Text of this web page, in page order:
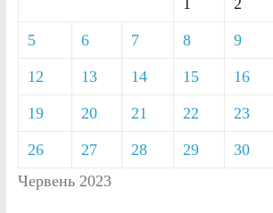
Червень 2023
1 2
5 6 7 8 9
12 13 14 15 16
19 20 21 22 23
26 27 28 29 30